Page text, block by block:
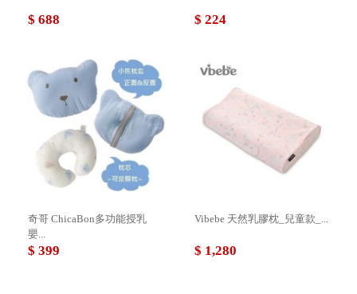
$ 688 $ 224
奇哥 ChicaBon多功能授乳
嬰...
$ 399
Vibebe 天然乳膠枕_兒童款_...
$ 1,280